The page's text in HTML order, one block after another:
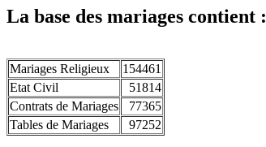
La base des mariages contient :
Mariages Religieux
154461
Etat Civil
51814
Contrats de Mariages
77365
Tables de Mariages
97252